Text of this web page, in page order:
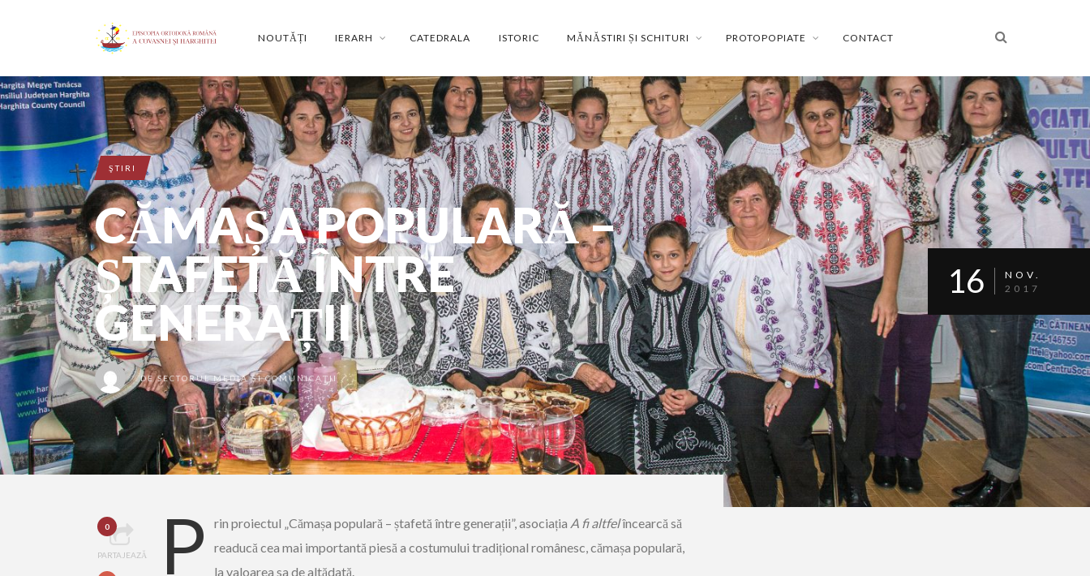
NOUTĂȚI IERARH CATEDRALA ISTORIC MĂNĂSTIRI ȘI SCHITURI PROTOPOPIATE CONTACT
ŞTIRI
CĂMAȘA POPULARĂ –
ȘTAFETĂ ÎNTRE
GENERAȚII
DESECTORUL MEDIA ȘI COMUNICAȚII
16
NOV.
2017
0
PARTAJEAZĂ P rin proiectul „Cămașa populară – ștafetă între generații”, asociația A fi altfelîncearcă să
readucă cea mai importantă piesă a costumului tradițional românesc, cămașa populară,
la valoarea sa de altădată.